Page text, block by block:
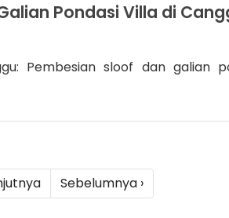
Pondasi Villa di
Pembesian sloof dan galian
Sebelumnya ›